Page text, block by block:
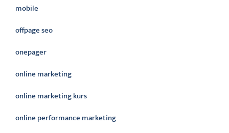
mobile
offpage seo
onepager
online marketing
online marketing kurs
online performance marketing